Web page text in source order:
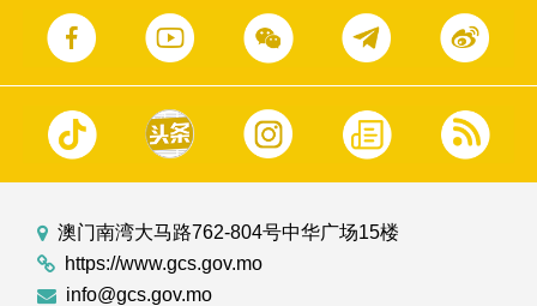
澳门南湾大马路762-804号中华广场15楼
https://www.gcs.gov.mo
info@gcs.gov.mo